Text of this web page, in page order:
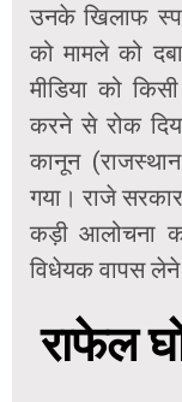
उनके खिलाफ
को मामले को
मीडिया को
करने से रोक
कानून
गया। राजे
कड़ी आलोचना
विधेयक वापस लेने
राफेल